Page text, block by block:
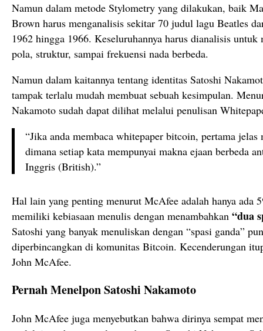
Namun dalam metode Stylometry yang dilakukan, baik
Brown harus menganalisis sekitar 70 judul lagu Beatles
1962 hingga 1966. Keseluruhannya harus dianalisis untuk
pola, struktur, sampai frekuensi nada berbeda.
Namun dalam kaitannya tentang identitas Satoshi
tampak terlalu mudah membuat sebuah kesimpulan.
Nakamoto sudah dapat dilihat melalui penulisan
“Jika anda membaca whitepaper bitcoin, pertama jelas
dimana setiap kata mempunyai makna ejaan berbeda
Inggris (British).”
Hal lain yang penting menurut McAfee adalah hanya ada
memiliki kebiasaan menulis dengan menambahkan “dua
Satoshi yang banyak menuliskan dengan “spasi ganda”
diperbincangkan di komunitas Bitcoin. Kecenderungan
John McAfee.
Pernah Menelpon Satoshi Nakamoto
John McAfee juga menyebutkan bahwa dirinya sempat